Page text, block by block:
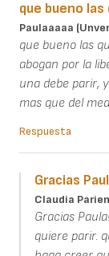
que bueno las
Paulaaaaa
que bueno las
abogan por la
una debe parir,
mas que del
Respuesta
Gracias
Claudia
Gracias
quiere parir.